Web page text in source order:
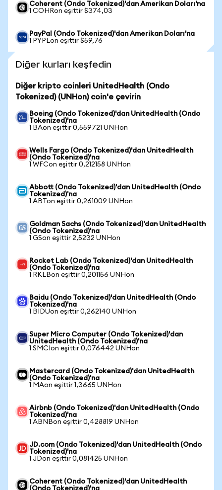
Coherent (Ondo Tokenized)'dan Amerikan Doları'na
1 COHRon eşittir $374,03
PayPal (Ondo Tokenized)'dan Amerikan Doları'na
1 PYPLon eşittir $59,76
Diğer kurları keşfedin
Diğer kripto coinleri UnitedHealth (Ondo
Tokenized) (UNHon) coin'e çevirin
Boeing (Ondo Tokenized)'dan UnitedHealth (Ondo
Tokenized)'na
1 BAon eşittir 0,559721 UNHon
Wells Fargo (Ondo Tokenized)'dan UnitedHealth
(Ondo Tokenized)'na
1 WFCon eşittir 0,212158 UNHon
Abbott (Ondo Tokenized)'dan UnitedHealth (Ondo
Tokenized)'na
1 ABTon eşittir 0,261009 UNHon
Goldman Sachs (Ondo Tokenized)'dan UnitedHealth
(Ondo Tokenized)'na
1 GSon eşittir 2,5232 UNHon
Rocket Lab (Ondo Tokenized)'dan UnitedHealth
(Ondo Tokenized)'na
1 RKLBon eşittir 0,201156 UNHon
Baidu (Ondo Tokenized)'dan UnitedHealth (Ondo
Tokenized)'na
1 BIDUon eşittir 0,262140 UNHon
Super Micro Computer (Ondo Tokenized)'dan
UnitedHealth (Ondo Tokenized)'na
1 SMCIon eşittir 0,076442 UNHon
Mastercard (Ondo Tokenized)'dan UnitedHealth
(Ondo Tokenized)'na
1 MAon eşittir 1,3665 UNHon
Airbnb (Ondo Tokenized)'dan UnitedHealth (Ondo
Tokenized)'na
1 ABNBon eşittir 0,428819 UNHon
JD.com (Ondo Tokenized)'dan UnitedHealth (Ondo
Tokenized)'na
1 JDon eşittir 0,081425 UNHon
Coherent (Ondo Tokenized)'dan UnitedHealth
(Ondo Tokenized)'na